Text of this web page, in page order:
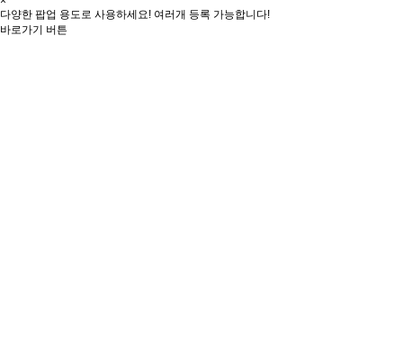
다양한 팝업 용도로 사용하세요! 여러개 등록 가능합니다!
바로가기 버튼